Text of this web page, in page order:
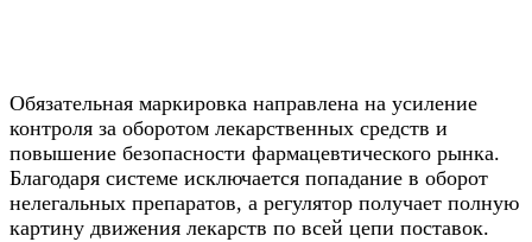
Обязательная маркировка направлена на усиление
контроля за оборотом лекарственных средств и
повышение безопасности фармацевтического рынка.
Благодаря системе исключается попадание в оборот
нелегальных препаратов, а регулятор получает полную
картину движения лекарств по всей цепи поставок.